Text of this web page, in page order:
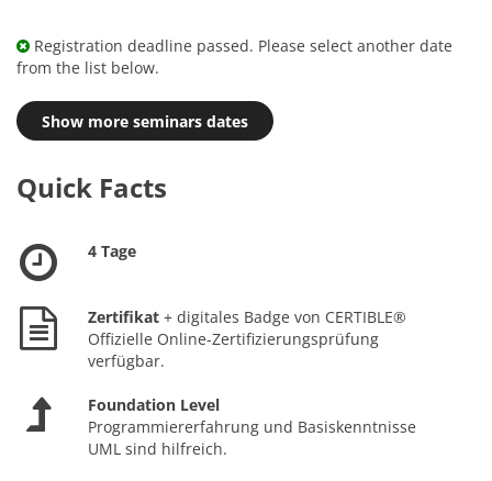
Registration deadline passed. Please select another date
from the list below.
Show more seminars dates
Quick Facts
4 Tage
Zertifikat + digitales Badge von CERTIBLE®
Offizielle Online-Zertifizierungsprüfung
verfügbar.
Foundation Level
Programmiererfahrung und Basiskenntnisse
UML sind hilfreich.